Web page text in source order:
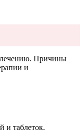
лечению. Причины
и
и таблеток.